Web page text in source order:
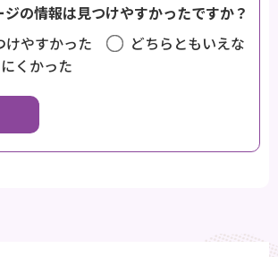
の情報は見つけやすかったですか？
けやすかった
どちらともいえな
くかった